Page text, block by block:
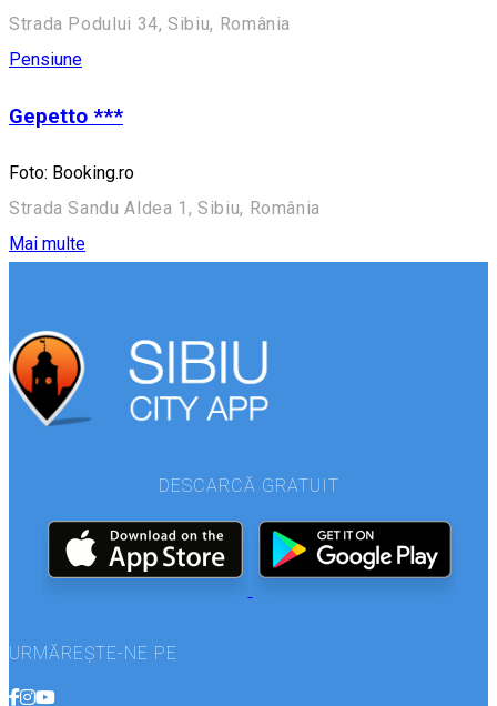
Strada Podului 34, Sibiu, România
Pensiune
Gepetto ***
Foto: Booking.ro
Strada Sandu Aldea 1, Sibiu, România
Mai multe
DESCARCĂ GRATUIT
URMĂREȘTE-NE PE